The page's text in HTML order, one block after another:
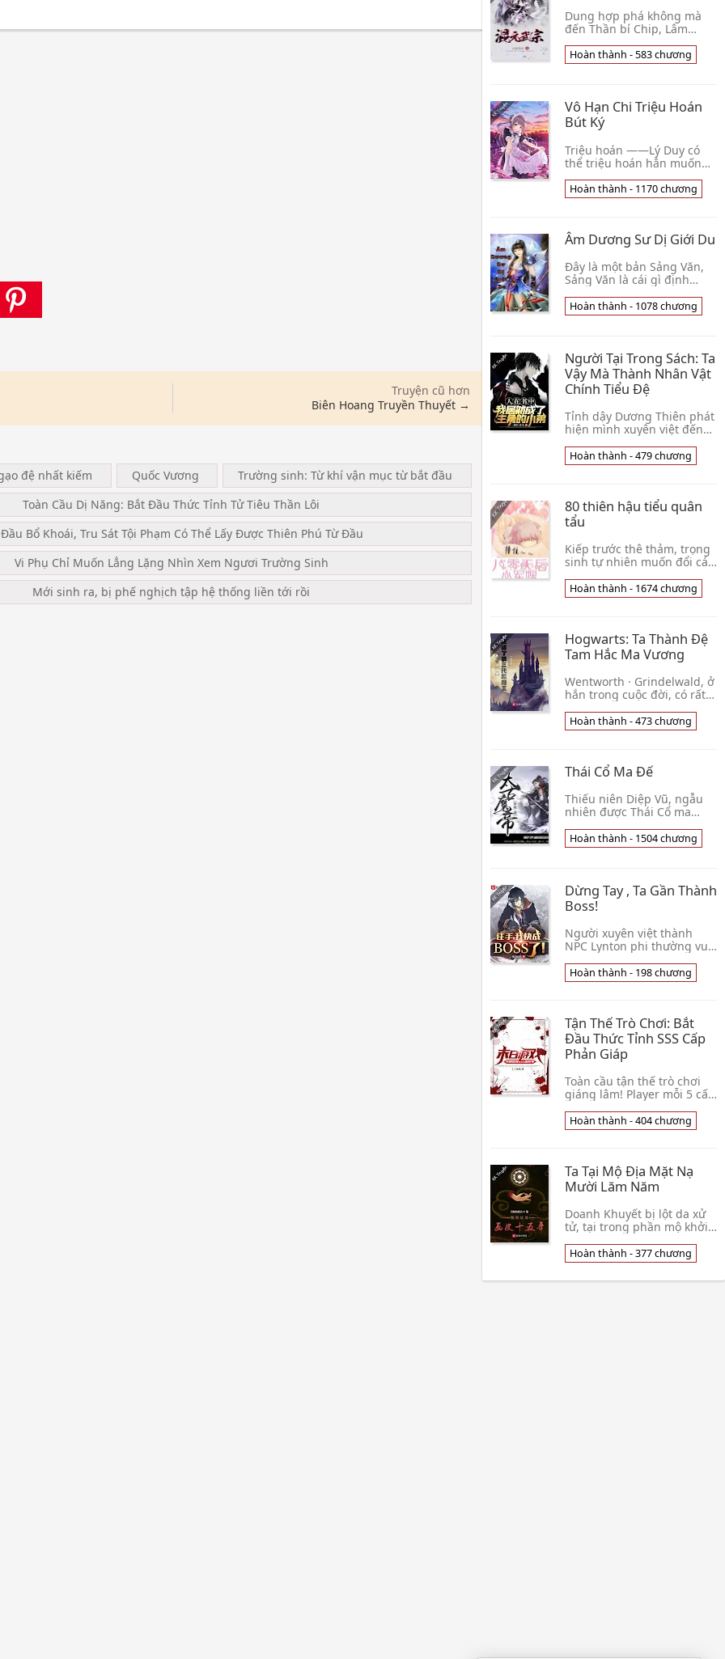
Truyện cũ hơn
Biên Hoang Truyền Thuyết →
đệ nhất kiếm Quốc Vương
Trường sinh: Từ khí vận mục từ bắt đầu
Toàn Cầu Dị Năng: Bắt Đầu Thức Tỉnh Tử Tiêu Thần Lôi
Bổ Khoái, Tru Sát Tội Phạm Có Thể Lấy Được Thiên Phú Từ Đầu
Vi Phụ Chỉ Muốn Lẳng Lặng Nhìn Xem Ngươi Trường Sinh
Mới sinh ra, bị phế nghịch tập hệ thống liền tới rồi
Dung hợp phá không mà
đến Thần bí Chip, Lâm
ở giữa dứt khoát quật khởi,
thôi diễn Thiên Địa, quét
Hoàn thành - 583 chương
Vô Hạn Chi Triệu Hoán
Bút Ký
Triệu hoán ——Lý Duy có
thể triệu hoán hắn muốn
ngườiLàm làm một cái điện
ảnh, trò chơi, anime,
Hoàn thành - 1170 chương
Âm Dương Sư Dị Giới Du
Đây là một bản Sảng Văn,
Sảng Văn là cái gì định
nhân vật chính mà nói,
không người nào ta có,
Hoàn thành - 1078 chương
Người Tại Trong Sách: Ta
Vậy Mà Thành Nhân Vật
Chính Tiểu Đệ
Tỉnh dậy Dương Thiên phát
hiện mình xuyên việt đến
thế trọng sinh tiểu thuyết
thế giới, mình cư nhiên
Hoàn thành - 479 chương
80 thiên hậu tiểu quân
tẩu
Kiếp trước thê thảm, trọng
sinh tự nhiên muốn đổi cái
ngược tra dạy dỗ quân
phu, chế bá giới giải trí,
Hoàn thành - 1674 chương
Hogwarts: Ta Thành Đệ
Tam Hắc Ma Vương
Wentworth · Grindelwald, ở
hắn trong cuộc đời, có rất
danh hiệu: Đương đại vĩ đại
nhất nhà tiên tri, Vu Túy
Hoàn thành - 473 chương
Thái Cổ Ma Đế
Thiếu niên Diệp Vũ, ngẫu
nhiên được Thái Cổ ma
thượng, đạp Cửu Thiên,
tung Hoàn Vũ, giết tứ
Hoàn thành - 1504 chương
Dừng Tay , Ta Gần Thành
Boss!
Người xuyên việt thành
NPC Lynton phi thường vui
lâm người chơi. Nó nhiệt
tình thiện lương, cho mỗi
Hoàn thành - 198 chương
Tận Thế Trò Chơi: Bắt
Đầu Thức Tỉnh SSS Cấp
Phản Giáp
Toàn cầu tận thế trò chơi
giáng lâm! Player mỗi 5 cấp
năng, mỗi 10 cấp có thể lựa
chọn một cái cơ sở thiên
Hoàn thành - 404 chương
Ta Tại Mộ Địa Mặt Nạ
Mười Lăm Năm
Doanh Khuyết bị lột da xử
tử, tại trong phần mộ khởi
không có da người. Hắn tại
mộ địa mặt nạ mười lăm
năm, rút năm👦 Cao Điểm
Hoàn thành - 377 chương